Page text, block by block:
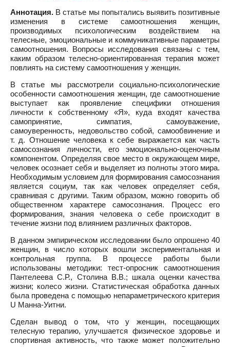
Аннотация. В статье мы попытались выявить позитивные
изменения в системе самоотношения женщин,
производимых психологическим воздействием на
телесные, эмоциональные и коммуникативные параметры
самоотношения. Вопросы исследования связаны с тем,
каким образом телесно-ориентированная терапия может
повлиять на систему самоотношения у женщин.
В статье мы рассмотрели социально-психологические
особенности самоотношения женщин, где самоотношение
выступает как проявление специфики отношения
личности к собственному «Я», куда входят качества
самопринятие, симпатия, самоуважение,
самоуверенность, недовольство собой, самообвинение и
т. д. Отношение человека к себе выражается как часть
самосознания личности, его эмоционально-оценочным
компонентом. Определяя свое место в окружающем мире,
человек осознает себя и выделяет из полноты этого мира.
Необходимым условием для формирования самосознания
является социум, так как человек определяет себя,
сравнивая с другими. Таким образом, можно говорить об
общественном характере самосознания. Процесс его
формирования, знания человека о себе происходит в
течение жизни под влиянием различных факторов.
В данном эмпирическом исследовании было опрошено 40
женщин, в число которых вошли экспериментальная и
контрольная группа. В процессе работы были
использованы методики: тест-опросник самоотношения
Пантелеева С.Р., Столина В.В.; шкала оценки качества
жизни; колесо жизни. Статистическая обработка данных
была проведена с помощью непараметрического критерия
U Манна-Уитни.
Сделан вывод о том, что у женщин, посещающих
телесную терапию, улучшается физическое здоровье и
спортивная активность, что также может положительно